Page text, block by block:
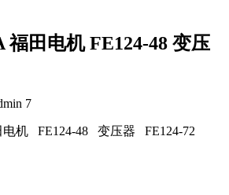
福田电机 FE124-48 变压
7
机 FE124-48 变压器 FE124-72